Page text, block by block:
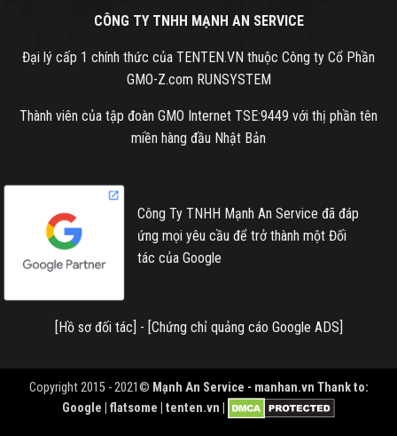
CÔNG TY TNHH MẠNH AN SERVICE
Đại lý cấp 1 chính thức của TENTEN.VN thuộc Công ty Cổ Phần
GMO-Z.com RUNSYSTEM
Thành viên của tập đoàn GMO Internet TSE:9449 với thị phần tên
miền hàng đầu Nhật Bản
Công Ty TNHH Mạnh An Service đã đáp
ứng mọi yêu cầu để trở thành một Đối
tác của Google
[Hồ sơ đối tác] - [Chứng chỉ quảng cáo Google ADS]
Copyright 2015 - 2021© Mạnh An Service - manhan.vn Thank to:
Google | flatsome | tenten.vn |